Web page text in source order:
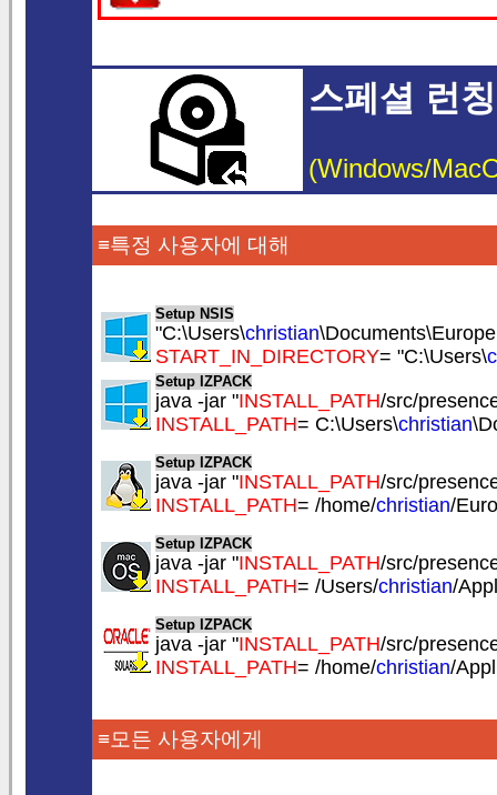
스페셜 런
(Windows/
≡특정 사용자에 대해
Setup NSIS
"C:\Users\christian
START_IN_DIRECTORY= "C:\Users\
Setup IZPACK
java -jar "INSTALL_PATH/src/
INSTALL_PATH= C:\Users\christian
Setup IZPACK
java -jar "INSTALL_PATH/src/
INSTALL_PATH= /home/christian/
Setup IZPACK
java -jar "INSTALL_PATH/src/
INSTALL_PATH= /Users/christian/
Setup IZPACK
java -jar "INSTALL_PATH/src/
INSTALL_PATH= /home/christian/
≡모든 사용자에게